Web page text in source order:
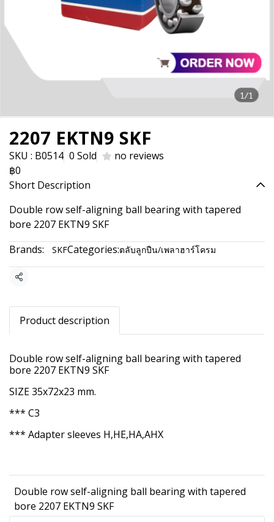
1/1
2207 EKTN9 SKF
SKU : B0514 0 Sold
no reviews
฿0
Short Description
Double row self-aligning ball bearing with tapered
bore 2207 EKTN9 SKF
Brands:
SKFCategories:ตลับลูกปืน/เพลาฮาร์โครม
Share
Product description
Double row self-aligning ball bearing with tapered
bore 2207 EKTN9 SKF
SIZE 35x72x23 mm.
*** C3
*** Adapter sleeves H,HE,HA,AHX
Double row self-aligning ball bearing with tapered
bore 2207 EKTN9 SKF